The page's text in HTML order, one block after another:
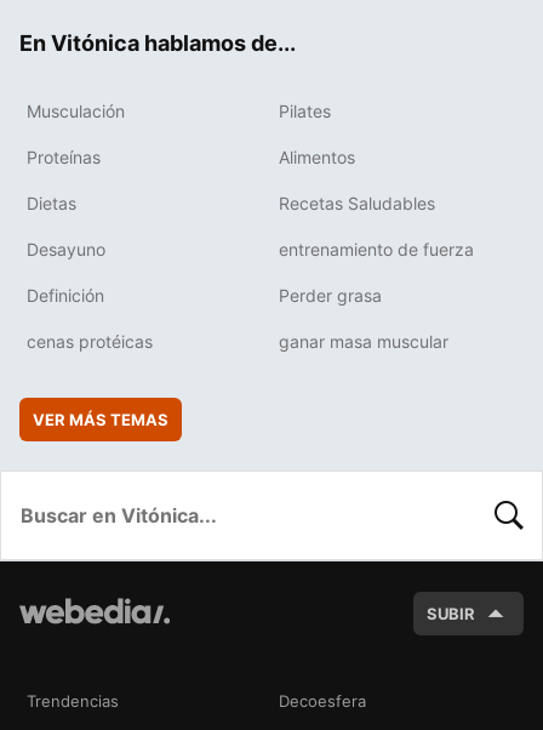
En Vitónica hablamos de...
Musculación Pilates
Proteínas Alimentos
Dietas Recetas Saludables
Desayuno entrenamiento de fuerza
Definición Perder grasa
cenas protéicas ganar masa muscular
VER MÁS TEMAS
SUBIR
Trendencias Decoesfera